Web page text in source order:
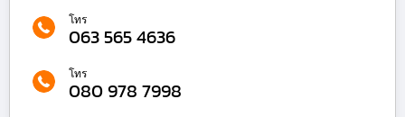
โทร
063 565 4636
โทร
080 978 7998